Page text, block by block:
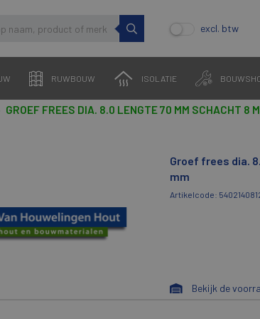
excl. btw
RUWBOUW ISOLATIE
GROEF FREES DIA. 8.0 LENGTE 70 MM SCHACHT 8
Groef frees dia.
mm
Artikelcode:
Bekijk de